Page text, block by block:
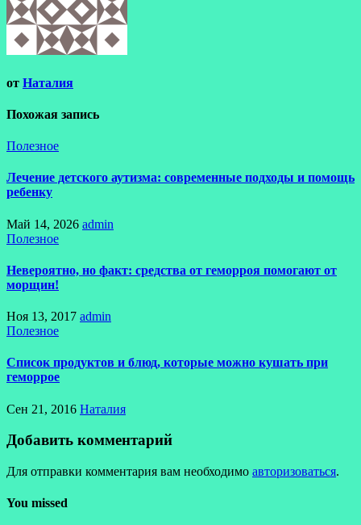
от Наталия
Похожая запись
Полезное
Лечение детского аутизма: современные подходы и помощь
ребенку
Май 14, 2026 admin
Полезное
Невероятно, но факт: средства от геморроя помогают от
морщин!
Ноя 13, 2017 admin
Полезное
Список продуктов и блюд, которые можно кушать при
геморрое
Сен 21, 2016 Наталия
Добавить комментарий
Для отправки комментария вам необходимо авторизоваться.
You missed